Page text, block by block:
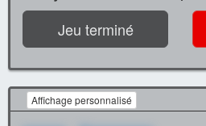
Jeu terminé
Affichage personnalisé